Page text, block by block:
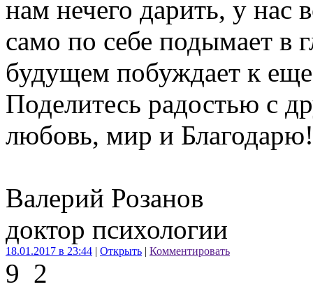
нам нечего дарить, у нас
само по себе подымает в
будущем побуждает к
Поделитесь радостью с
любовь, мир и Благодарю!
Валерий Розанов
доктор психологии
18.01.2017 в 23:44 | Открыть | Комментировать
9 2